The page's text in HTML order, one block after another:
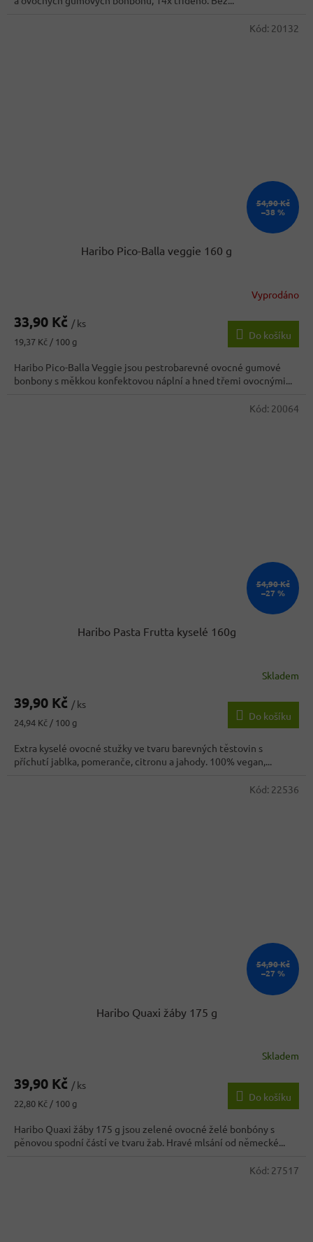
hvězdiček.
54,90 Kč
–38 %
Haribo Pico-Balla veggie 160 g
produktu
2,7
z
5
hvězdiček.
Vyprodáno
33,90 Kč / ks
Měrná
19,37 Kč / 100 g
Do košíku
Haribo Pico-Balla Veggie jsou pestrobarevné ovocné gumové
bonbony s měkkou konfektovou náplní a hned třemi ovocnými...
Kód: 20132
54,90 Kč
–27 %
Haribo Pasta Frutta kyselé 160g
produktu
5,0
z
5
hvězdiček.
Skladem
39,90 Kč / ks
Měrná
24,94 Kč / 100 g
Do košíku
Extra kyselé ovocné stužky ve tvaru barevných těstovin s
příchutí jablka, pomeranče, citronu a jahody. 100% vegan,...
Kód: 20064
54,90 Kč
–27 %
Haribo Quaxi žáby 175 g
produktu
5,0
z
5
hvězdiček.
Skladem
39,90 Kč / ks
Měrná
22,80 Kč / 100 g
Do košíku
Haribo Quaxi žáby 175 g jsou zelené ovocné želé bonbóny s
pěnovou spodní částí ve tvaru žab. Hravé mlsání od německé...
Kód: 22536
Kód: 27517